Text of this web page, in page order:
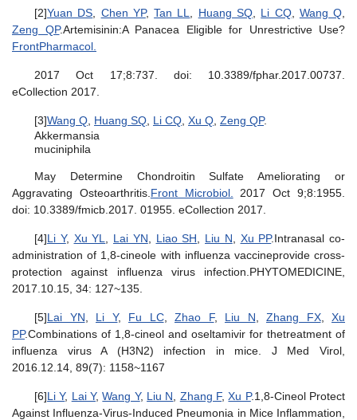
[2]Yuan DS Chen YP,Tan LL Huang SQ, Li CQ, Wang Q
Zeng QP.Artemisinin:A Panacea Eligible for Unrestrictive Use?
FrontPharmacol.
2017 Oct 17;8:737. doi: 10.3389/fphar.2017.00737.
eCollection 2017.
[3]Wang Q Huang SQ Li CQ Xu Q Zeng QP.
Akkermansia
muciniphila
May Determine Chondroitin Sulfate Ameliorating or
Aggravating Osteoarthritis. Front Microbiol.
2017 Oct 9;8:1955.
doi: 10.3389/fmicb.2017. 01955. eCollection 2017.
[4]Li Y, Xu YL Lai YN Liao SH Liu N Xu PP.Intranasal co-
administration of 1,8-cineole with influenza vaccineprovide cross-
protection against influenza virus infection.PHYTOMEDICINE,
2017.10.15, 34: 127~135.
[5]Lai YN Li Y, Fu LC, Zhao F, Liu N Zhang FX, Xu
PP.Combinations of 1,8-cineol and oseltamivir for thetreatment of
influenza virus A (H3N2) infection in mice. J Med Virol,
2016.12.14, 89(7): 1158~1167
[6]Li Y, Lai Y,Wang Y, Liu N Zhang F,Xu P.1,8-Cineol Protect
Against Influenza-Virus-Induced Pneumonia in Mice Inflammation,